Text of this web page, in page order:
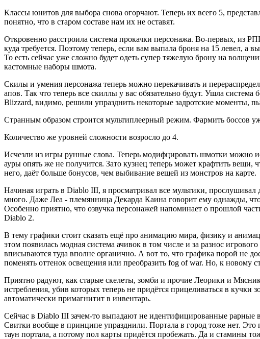
Классы юнитов для выбора снова огорчают. Теперь их всего 5,
понятно, что в старом составе нам их не оставят.
Откровенно расстроила система прокачки персонажа. Во-первых, из
куда требуется. Поэтому теперь, если вам выпала броня на 15 левел, а
То есть сейчас уже сложно будет одеть супер тяжелую брону на
кастомные наборы шмота.
Скилы и умения персонажа теперь можно перекачивать и
апов. Так что теперь все скиллы у вас обязательно будут. Ушла
Blizzard, видимо, решили упразднить некоторые задротские моменты,
Странным образом строится мультиплеерный режим. Фармить боссов
Количество же уровней сложности возросло до 4.
Исчезли из игры рунные слова. Теперь модифцировать шмотки можно
ауры опять же не получится. Зато кузнец теперь может крафтить
него, даёт больше бонусов, чем выбивание вещей из монстров на карте.
Начиная играть в Diablo III, я просматривал все мультики,
много. Даже Леа - племянница Декарда Каина говорит ему однажды,
Особенно приятно, что озвучка персонажей напоминает о прошлой
Diablo 2.
В тему графики стоит сказать ещё про анимацию мира, физику и
этом появилась модная система ачивок в том числе и за разнос
вписываются туда вполне органично. А вот то, что графика порой не
поменять оттенок освещения или преобразить fog of war. Но, к новому
Приятно радуют, как старые скелеты, зомби и прочие Леорики и
истребления, убив которых теперь не придётся прицеливаться в
автоматически примагнитит в инвентарь.
Сейчас в Diablo III зачем-то выпадают не идентифицированные
Свитки вообще в принципе упразднили. Портала в город тоже нет. Это
таун портала, а потому пол карты придётся пробежать. Да и стамины